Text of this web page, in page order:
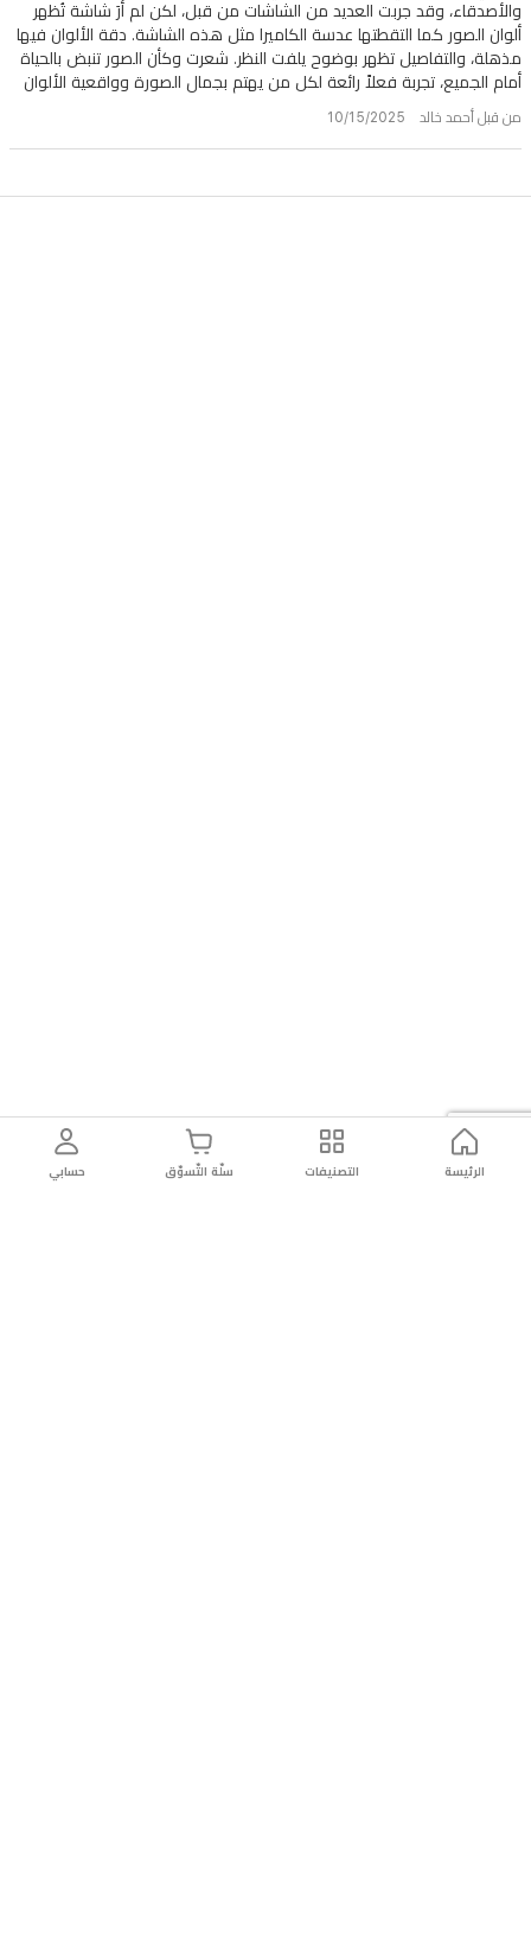
والأصدقاء، وقد جربت العديد من الشاشات من قبل، لكن لم أرَ شاشة تُظهر
ألوان الصور كما التقطتها عدسة الكاميرا مثل هذه الشاشة. دقة الألوان فيها
مذهلة، والتفاصيل تظهر بوضوح يلفت النظر. شعرت وكأن الصور تنبض بالحياة
أمام الجميع، تجربة فعلاً رائعة لكل من يهتم بجمال الصورة وواقعية الألوان
من قبل أحمد خالد 10/15/2025
الرئيسة التصنيفات سلّة التّسوّق حسابي